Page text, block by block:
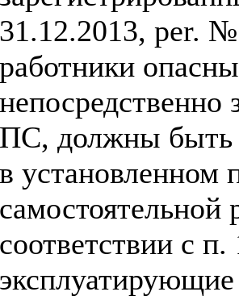
31.12.2013, per.
работники
непосредственно
ПС, должны быть
в установленном
соответствии с